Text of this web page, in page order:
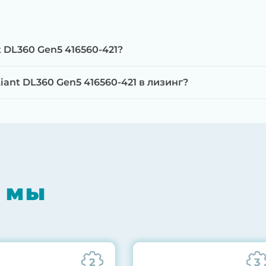
на специализированном оборудовании с
нагрузкой в течение 72 часов для проверки
Gen5 416560-421?
DL360 Gen5 416560-421 в лизинг?
мы
2 3